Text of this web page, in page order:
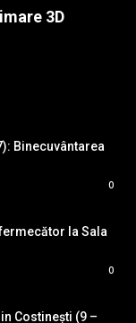
3D
Binecuvântarea
0
la Sala
0
Costinești (9 –